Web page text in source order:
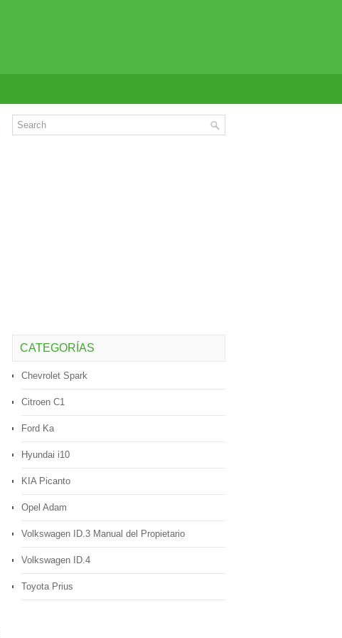
CATEGORÍAS
Chevrolet Spark
Citroen C1
Ford Ka
Hyundai i10
KIA Picanto
Opel Adam
Volkswagen ID.3 Manual del Propietario
Volkswagen ID.4
Toyota Prius